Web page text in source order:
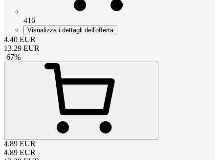
416
Visualizza i dettagli dell'offerta
4.40 EUR
13.29 EUR
-67%
4.89 EUR
4.89 EUR